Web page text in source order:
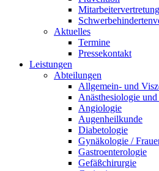
Mitarbeitervertretung
Aktuelles
Termine
Pressekontakt
Leistungen
Abteilungen
Allgemein- und
Anästhesiologie
Angiologie
Augenheilkunde
Diabetologie
Gynäkologie /
Gastroenterologie
Gefäßchirurgie